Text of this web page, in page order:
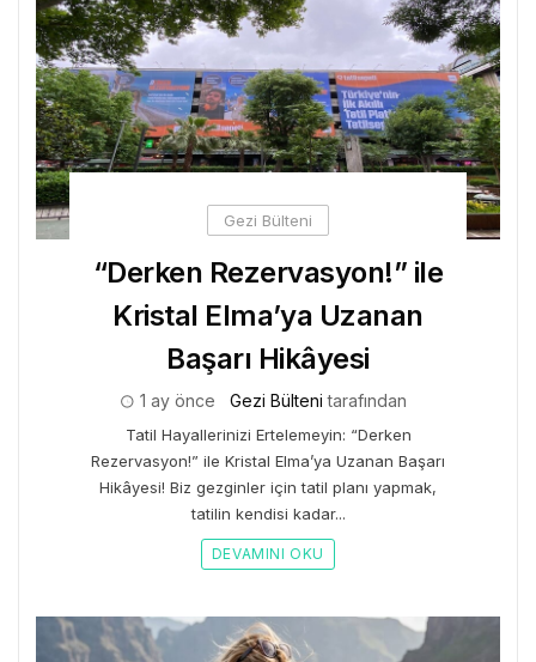
Gezi Bülteni
“Derken Rezervasyon!” ile
Kristal Elma’ya Uzanan
Başarı Hikâyesi
1 ay önce Gezi Bülteni tarafından
Tatil Hayallerinizi Ertelemeyin: “Derken
Rezervasyon!” ile Kristal Elma’ya Uzanan Başarı
Hikâyesi! Biz gezginler için tatil planı yapmak,
tatilin kendisi kadar...
DEVAMINI OKU